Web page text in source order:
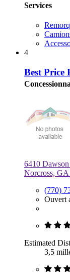
Services
4
Best Price
6410
Norcross, GA
(770)
Ouvert
Estimated
3,5